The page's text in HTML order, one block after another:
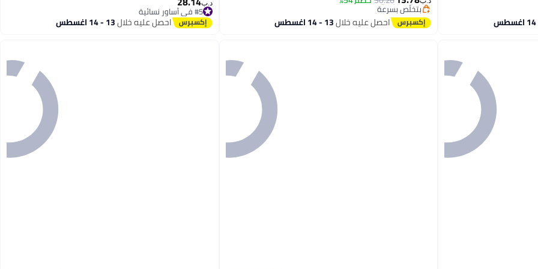
بتخلّص بسرعة
تم بيع +20 مؤخرًا
#2 في أحذية نسائية احصل عليه خلال13 - 14 اغسطس
د.ب‏#5 في أساور نسائية
تم بيع +10 مؤخرًا
#5 في أساور نسائية احصل عليه خلال13 - 14 اغسطس